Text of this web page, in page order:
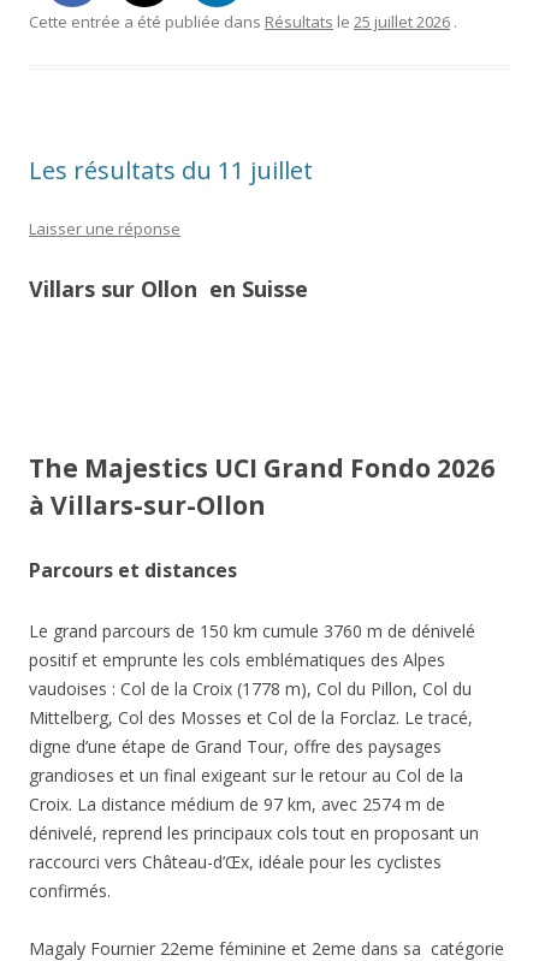
Cette entrée a été publiée dans Résultats le 25 juillet 2026 .
Les résultats du 11 juillet
Laisser une réponse
Villars sur Ollon en Suisse
The Majestics UCI Grand Fondo 2026
à Villars-sur-Ollon
Parcours et distances
Le grand parcours de 150 km cumule 3760 m de dénivelé
positif et emprunte les cols emblématiques des Alpes
vaudoises : Col de la Croix (1778 m), Col du Pillon, Col du
Mittelberg, Col des Mosses et Col de la Forclaz. Le tracé,
digne d’une étape de Grand Tour, offre des paysages
grandioses et un final exigeant sur le retour au Col de la
Croix. La distance médium de 97 km, avec 2574 m de
dénivelé, reprend les principaux cols tout en proposant un
raccourci vers Château-d’Œx, idéale pour les cyclistes
confirmés.
Magaly Fournier 22eme féminine et 2eme dans sa catégorie